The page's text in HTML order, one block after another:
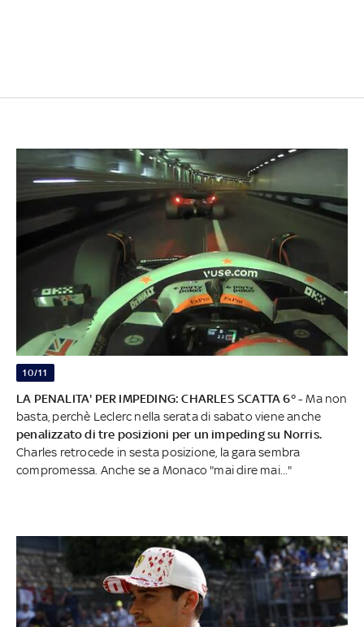
10/11
LA PENALITA' PER IMPEDING: CHARLES SCATTA 6° -Ma non
basta, perchè Leclerc nella serata di sabato viene anche
penalizzato di tre posizioni per un impeding su Norris.
Charles retrocede in sesta posizione, la gara sembra
compromessa. Anche se a Monaco "mai dire mai..."